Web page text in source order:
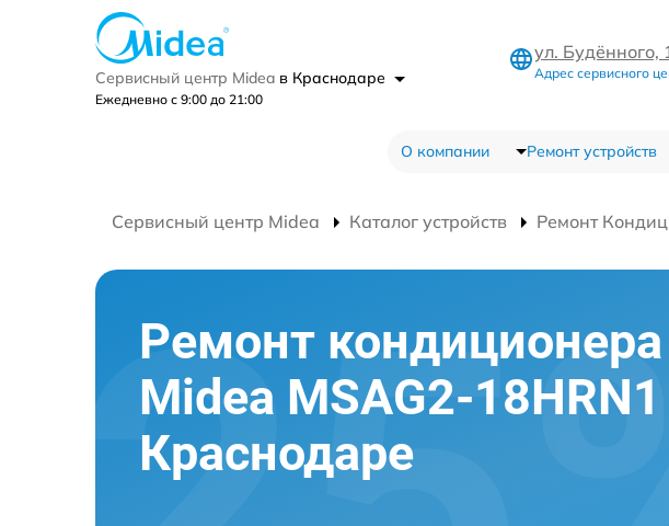
Сервисный центр Midea в Краснодаре
Ежедневно с 9:00 до 21:00
ул. Будённого,
Адрес сервисного
О компании Ремонт устройств
Сервисный центр Midea Каталог устройств Ремонт
Ремонт кондиционера
Midea MSAG2-
Краснодаре